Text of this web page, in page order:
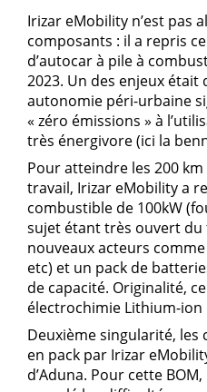
Irizar eMobility n’est pas
composants : il a repris
d’autocar à pile à
2023. Un des enjeux était
autonomie péri-urbaine
« zéro émissions » à
très énergivore (ici la
Pour atteindre les 200
travail, Irizar eMobility a
combustible de 100kW
sujet étant très ouvert du
nouveaux acteurs comme
etc) et un pack de
de capacité. Originalité,
électrochimie Lithium-ion
Deuxième singularité, les
en pack par Irizar
d’Aduna. Pour cette